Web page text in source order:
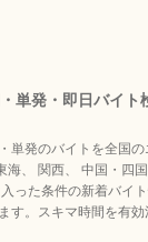
単発・即日バイト
単発のバイトを全国
海、 関西、 中国・四
った条件の新着バイ
す。スキマ時間を有